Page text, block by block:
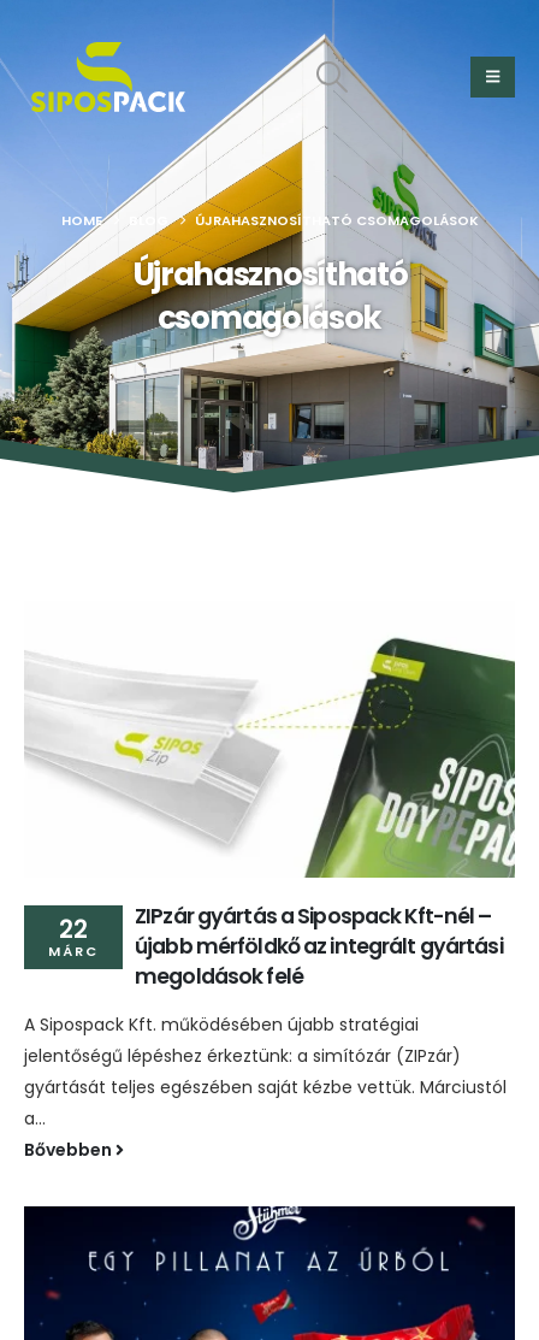
HOME BLOG ÚJRAHASZNOSÍTHATÓ CSOMAGOLÁSOK
Újrahasznosítható
csomagolások
22
MÁRC
ZIPzár gyártás a Sipospack Kft-nél –
újabb mérföldkő az integrált gyártási
megoldások felé
A Sipospack Kft. működésében újabb stratégiai
jelentőségű lépéshez érkeztünk: a simítózár (ZIPzár)
gyártását teljes egészében saját kézbe vettük. Márciustól
a...
Bővebben